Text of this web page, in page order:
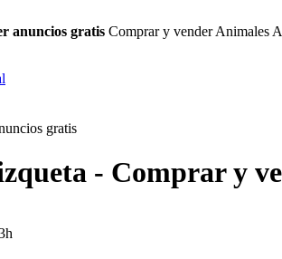
anuncios gratis Comprar y vender Animales
- Comprar y